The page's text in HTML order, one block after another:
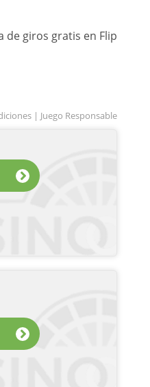
de giros gratis en Flip
| Juego Responsable